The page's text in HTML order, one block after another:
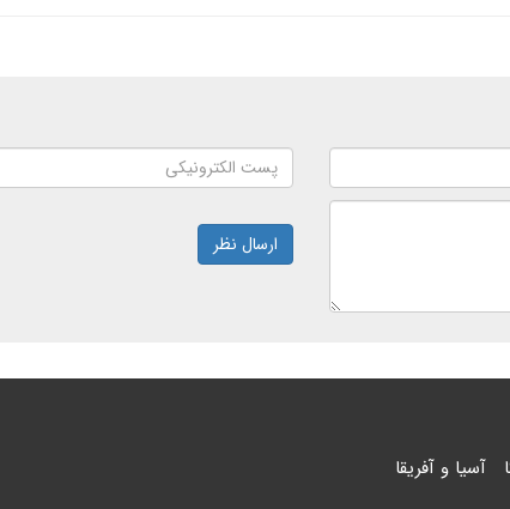
ارسال نظر
آسیا و آفریقا